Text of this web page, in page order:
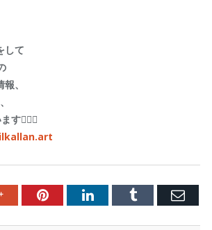
して
、
🐕‍🦺🌳
Google+PinterestLinkedInTumblr Email